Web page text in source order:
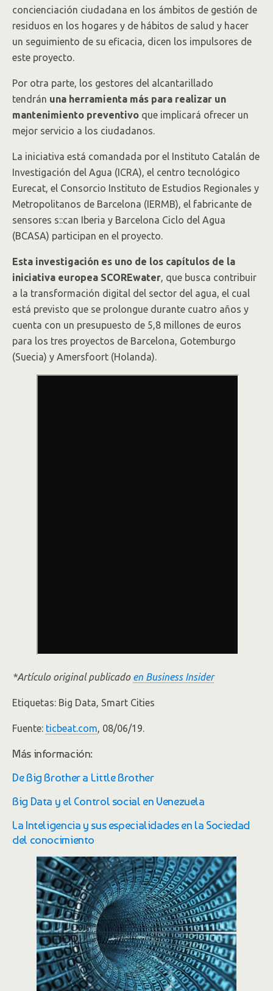
concienciación ciudadana en los ámbitos de gestión de
residuos en los hogares y de hábitos de salud y hacer
un seguimiento de su eficacia, dicen los impulsores de
este proyecto.
Por otra parte, los gestores del alcantarillado
tendrán una herramienta más para realizar un
mantenimiento preventivo que implicará ofrecer un
mejor servicio a los ciudadanos.
La iniciativa está comandada por el Instituto Catalán de
Investigación del Agua (ICRA), el centro tecnológico
Eurecat, el Consorcio Instituto de Estudios Regionales y
Metropolitanos de Barcelona (IERMB), el fabricante de
sensores s::can Iberia y Barcelona Ciclo del Agua
(BCASA) participan en el proyecto.
Esta investigación es uno de los capítulos de la
iniciativa europea SCOREwater, que busca contribuir
a la transformación digital del sector del agua, el cual
está previsto que se prolongue durante cuatro años y
cuenta con un presupuesto de 5,8 millones de euros
para los tres proyectos de Barcelona, Gotemburgo
(Suecia) y Amersfoort (Holanda).
*Artículo original publicado en Business Insider
Etiquetas: Big Data, Smart Cities
Fuente: ticbeat.com, 08/06/19.
Más información:
De Big Brother a Little Brother
Big Data y el Control social en Venezuela
La Inteligencia y sus especialidades en la Sociedad
del conocimiento